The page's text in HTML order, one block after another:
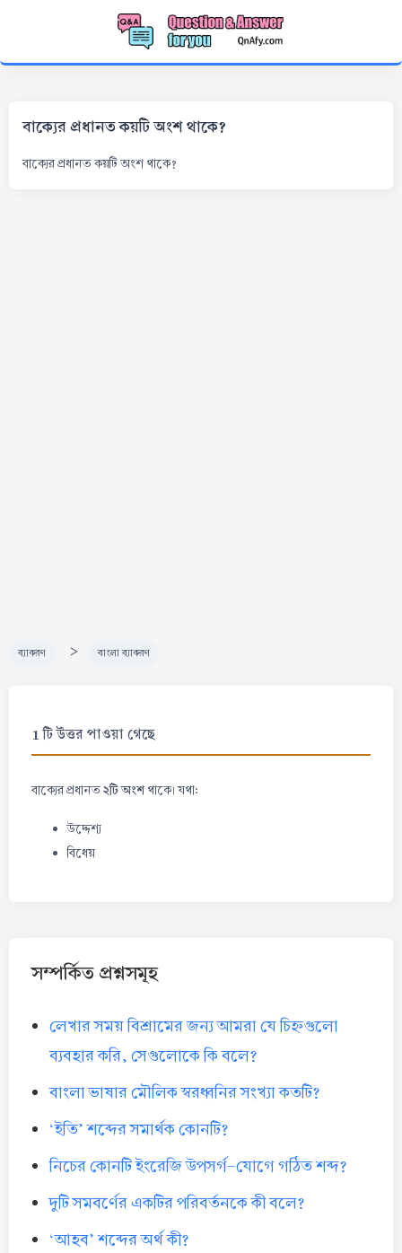
বাক্যের প্রধানত কয়টি অংশ থাকে?
বাক্যের প্রধানত কয়টি অংশ থাকে?
ব্যাকরণ > বাংলা ব্যাকরণ
1 টি উত্তর পাওয়া গেছে
বাক্যের প্রধানত২টি অংশ থাকে। যথা:
উদ্দেশ্য
বিধেয়
সম্পর্কিত প্রশ্নসমূহ
লেখার সময় বিশ্রামের জন্য আমরা যে চিহ্নগুলো
ব্যবহার করি, সেগুলোকে কি বলে?
বাংলা ভাষার মৌলিক স্বরধ্বনির সংখ্যা কতটি?
‘ইতি’ শব্দের সমার্থক কোনটি?
নিচের কোনটি ইংরেজি উপসর্গ-যোগে গঠিত শব্দ?
দুটি সমবর্ণের একটির পরিবর্তনকে কী বলে?
‘আহব’ শব্দের অর্থ কী?